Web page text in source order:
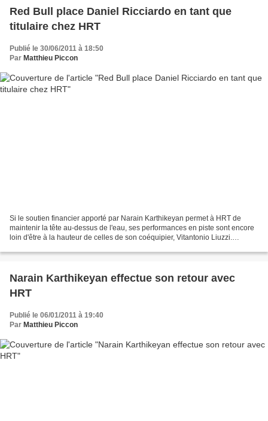
Red Bull place Daniel Ricciardo en tant que
titulaire chez HRT
Publié le 30/06/2011 à 18:50
Par Matthieu Piccon
Si le soutien financier apporté par Narain Karthikeyan permet à HRT de
maintenir la tête au-dessus de l'eau, ses performances en piste sont encore
loin d'être à la hauteur de celles de son coéquipier, Vitantonio Liuzzi.
Narain Karthikeyan effectue son retour avec
HRT
Publié le 06/01/2011 à 19:40
Par Matthieu Piccon